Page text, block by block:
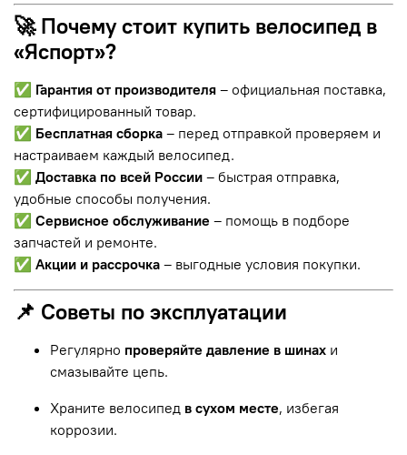
🚀 Почему стоит купить велосипед в
«Яспорт»?
✅ Гарантия от производителя – официальная поставка,
сертифицированный товар.
✅ Бесплатная сборка – перед отправкой проверяем и
настраиваем каждый велосипед.
✅ Доставка по всей России – быстрая отправка,
удобные способы получения.
✅ Сервисное обслуживание – помощь в подборе
запчастей и ремонте.
✅ Акции и рассрочка – выгодные условия покупки.
📌 Советы по эксплуатации
Регулярно проверяйте давление в шинах и
смазывайте цепь.
Храните велосипед в сухом месте, избегая
коррозии.